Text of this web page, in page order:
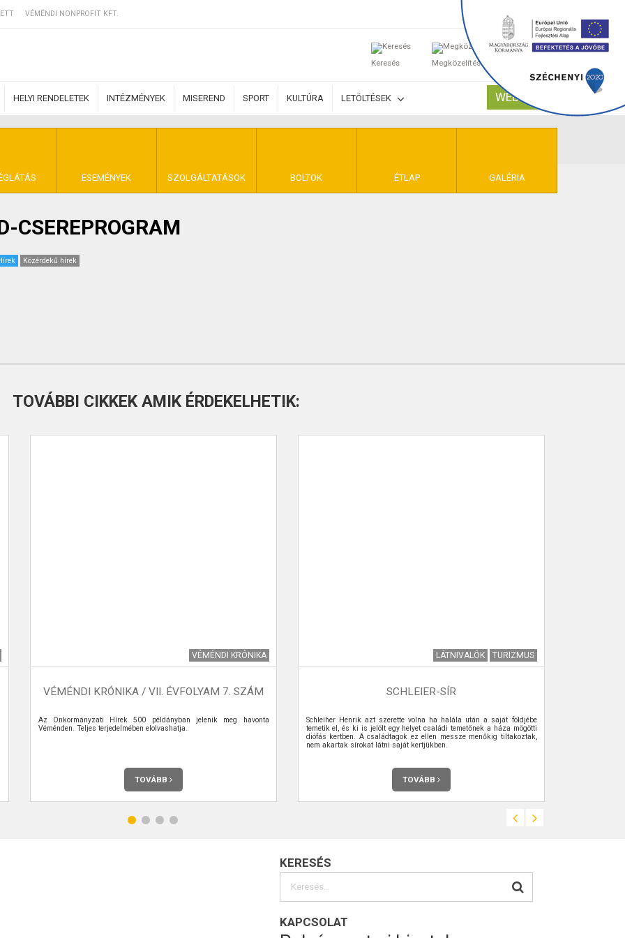
VÉMÉNDI NONPROFIT KFT.
Keresés Megközelítés
0
HELYI RENDELETEK INTÉZMÉNYEK MISEREND SPORT KULTÚRA LETÖLTÉSEK WEBSHOP
ESEMÉNYEK SZOLGÁLTATÁSOK BOLTOK ÉTLAP GALÉRIA
FELTÉTELEK
VÉMÉND
CSEREPROGRAM
Közérdekű hírek
TOVÁBBI CIKKEK AMIK ÉRDEKELHETIK:
VÉMÉNDI KRÓNIKA
VÉMÉNDI KRÓNIKA / VII. ÉVFOLYAM 7. SZÁM
Az Önkormányzati Hírek 500 példányban jelenik meg havonta
Véménden. Teljes terjedelmében elolvashatja.
TOVÁBB
LÁTNIVALÓK TURIZMUS
SCHLEIER-SÍR
Schleiher Henrik azt szerette volna ha halála után a saját földjébe
temetik el, és ki is jelölt egy helyet családi temetőnek a háza mögötti
diófás kertben. A családtagok ez ellen messze menőkig tiltakoztak,
nem akartak sírokat látni saját kertjükben.
TOVÁBB
KERESÉS
KAPCSOLAT